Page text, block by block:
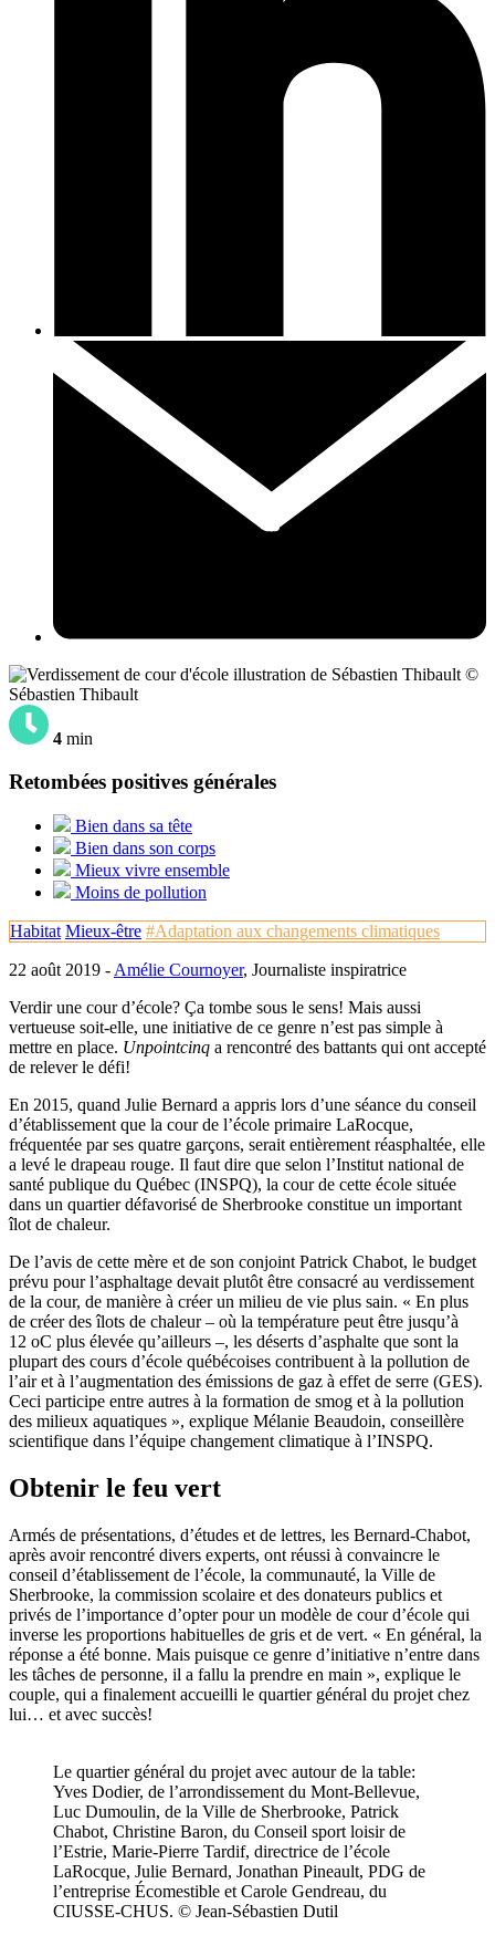
©
Sébastien Thibault
4 min
Retombées positives générales
Bien dans sa tête
Bien dans son corps
Mieux vivre ensemble
Moins de pollution
Habitat Mieux-être #Adaptation aux changements climatiques
22 août 2019 -Amélie Cournoyer, Journaliste inspiratrice
Verdir une cour d’école? Ça tombe sous le sens! Mais aussi
vertueuse soit-elle, une initiative de ce genre n’est pas simple à
mettre en place. Unpointcinq a rencontré des battants qui ont accepté
de relever le défi!
En 2015, quand Julie Bernard a appris lors d’une séance du conseil
d’établissement que la cour de l’école primaire LaRocque,
fréquentée par ses quatre garçons, serait entièrement réasphaltée, elle
a levé le drapeau rouge. Il faut dire que selon l’Institut national de
santé publique du Québec (INSPQ), la cour de cette école située
dans un quartier défavorisé de Sherbrooke constitue un important
îlot de chaleur.
De l’avis de cette mère et de son conjoint Patrick Chabot, le budget
prévu pour l’asphaltage devait plutôt être consacré au verdissement
de la cour, de manière à créer un milieu de vie plus sain. « En plus
de créer des îlots de chaleur – où la température peut être jusqu’à
12 oC plus élevée qu’ailleurs –, les déserts d’asphalte que sont la
plupart des cours d’école québécoises contribuent à la pollution de
l’air et à l’augmentation des émissions de gaz à effet de serre (GES).
Ceci participe entre autres à la formation de smog et à la pollution
des milieux aquatiques », explique Mélanie Beaudoin, conseillère
scientifique dans l’équipe changement climatique à l’INSPQ.
Obtenir le feu vert
Armés de présentations, d’études et de lettres, les Bernard-Chabot,
après avoir rencontré divers experts, ont réussi à convaincre le
conseil d’établissement de l’école, la communauté, la Ville de
Sherbrooke, la commission scolaire et des donateurs publics et
privés de l’importance d’opter pour un modèle de cour d’école qui
inverse les proportions habituelles de gris et de vert. « En général, la
réponse a été bonne. Mais puisque ce genre d’initiative n’entre dans
les tâches de personne, il a fallu la prendre en main », explique le
couple, qui a finalement accueilli le quartier général du projet chez
lui… et avec succès!
Le quartier général du projet avec autour de la table:
Yves Dodier, de l’arrondissement du Mont-Bellevue,
Luc Dumoulin, de la Ville de Sherbrooke, Patrick
Chabot, Christine Baron, du Conseil sport loisir de
l’Estrie, Marie-Pierre Tardif, directrice de l’école
LaRocque, Julie Bernard, Jonathan Pineault, PDG de
l’entreprise Écomestible et Carole Gendreau, du
CIUSSE-CHUS. © Jean-Sébastien Dutil